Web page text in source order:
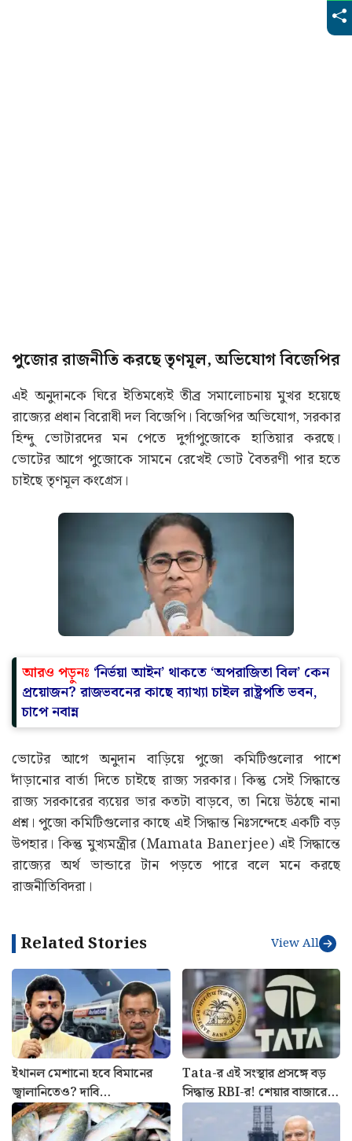
পুজোর রাজনীতি করছে তৃণমূল, অভিযোগ বিজেপির
এই অনুদানকে ঘিরে ইতিমধ্যেই তীব্র সমালোচনায় মুখর হয়েছে
রাজ্যের প্রধান বিরোধী দল বিজেপি। বিজেপির অভিযোগ, সরকার
হিন্দু ভোটারদের মন পেতে দুর্গাপুজোকে হাতিয়ার করছে।
ভোটের আগে পুজোকে সামনে রেখেই ভোট বৈতরণী পার হতে
চাইছে তৃণমূল কংগ্রেস।
আরও পড়ুনঃ ‘নির্ভয়া আইন’ থাকতে ‘অপরাজিতা বিল’ কেন
প্রয়োজন? রাজভবনের কাছে ব্যাখ্যা চাইল রাষ্ট্রপতি ভবন,
চাপে নবান্ন
ভোটের আগে অনুদান বাড়িয়ে পুজো কমিটিগুলোর পাশে
দাঁড়ানোর বার্তা দিতে চাইছে রাজ্য সরকার। কিন্তু সেই সিদ্ধান্তে
রাজ্য সরকারের ব্যয়ের ভার কতটা বাড়বে, তা নিয়ে উঠছে নানা
প্রশ্ন। পুজো কমিটিগুলোর কাছে এই সিদ্ধান্ত নিঃসন্দেহে একটি বড়
উপহার। কিন্তু মুখ্যমন্ত্রীর (Mamata Banerjee) এই সিদ্ধান্তে
রাজ্যের অর্থ ভান্ডারে টান পড়তে পারে বলে মনে করছে
রাজনীতিবিদরা।
Related Stories View All
ইথানল মেশানো হবে বিমানের
জ্বালানিতেও? দাবি
কেজরিওয়ালের, কী প্রতিক্রিয়া
কেন্দ্রের?
Tata-র এই সংস্থার প্রসঙ্গে বড়
সিদ্ধান্ত RBI-র! শেয়ার বাজারে
হবে লিস্টিং?